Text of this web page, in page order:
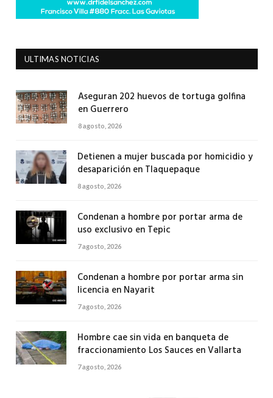
ULTIMAS NOTICIAS
Aseguran 202 huevos de tortuga golfina
en Guerrero
8 agosto, 2026
Detienen a mujer buscada por homicidio y
desaparición en Tlaquepaque
8 agosto, 2026
Condenan a hombre por portar arma de
uso exclusivo en Tepic
7 agosto, 2026
Condenan a hombre por portar arma sin
licencia en Nayarit
7 agosto, 2026
Hombre cae sin vida en banqueta de
fraccionamiento Los Sauces en Vallarta
7 agosto, 2026